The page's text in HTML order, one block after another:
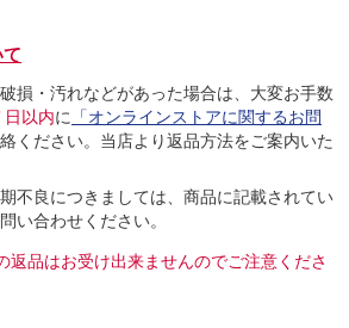
損・汚れなどがあった場合は、大変お手数
以内に 「オンラインストアに関するお問
ください。当店より返品方法をご案内いた
不良につきましては、商品に記載されてい
い合わせください。
返品はお受け出来ませんのでご注意くださ